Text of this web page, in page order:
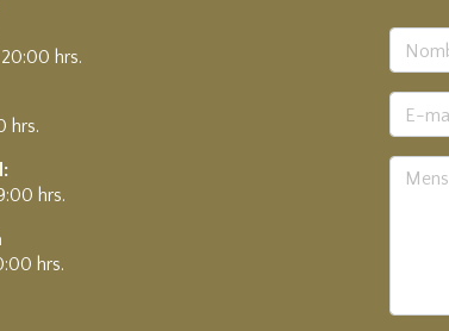
hrs.
hrs.
hrs.
hrs.